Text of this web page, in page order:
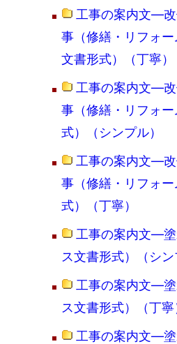
工事の案内文―
事（修繕・リフォ
文書形式）（丁寧）
工事の案内文―
事（修繕・リフォ
式）（シンプル）
工事の案内文―
事（修繕・リフォ
式）（丁寧）
工事の案内文―
ス文書形式）（シン
工事の案内文―
ス文書形式）（丁寧
工事の案内文―